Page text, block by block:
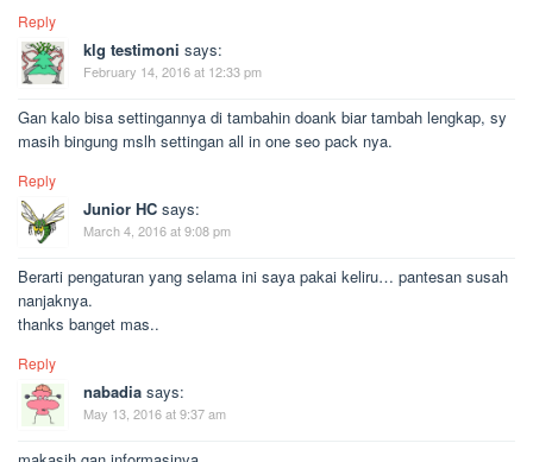
Reply
klg testimoni says:
February 14, 2016 at 12:33 pm
Gan kalo bisa settingannya di tambahin doank biar tambah lengkap, sy
masih bingung mslh settingan all in one seo pack nya.
Reply
Junior HC says:
March 4, 2016 at 9:08 pm
Berarti pengaturan yang selama ini saya pakai keliru… pantesan susah
nanjaknya.
thanks banget mas..
Reply
nabadia says:
May 13, 2016 at 9:37 am